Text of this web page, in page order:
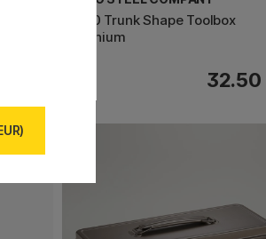
T190 Trunk Shape Toolbox
Titanium
32.50